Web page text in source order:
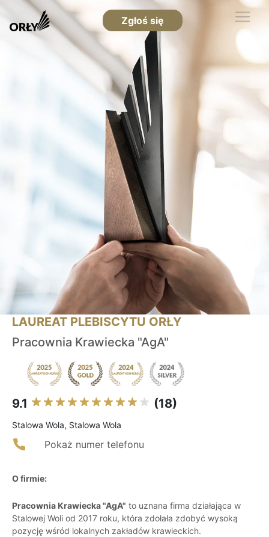
Zgłoś się
LAUREAT PLEBISCYTU ORŁY
Pracownia Krawiecka "AgA"
9.1 (18)
Stalowa Wola, Stalowa Wola
Pokaż numer telefonu
O firmie:
Pracownia Krawiecka "AgA" to uznana firma działająca w
Stalowej Woli od 2017 roku, która zdołała zdobyć wysoką
pozycję wśród lokalnych zakładów krawieckich.